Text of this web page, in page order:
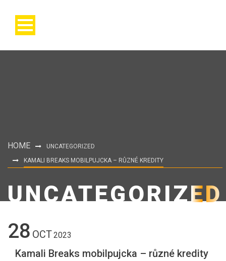
HOME
UNCATEGORIZED
KAMALI BREAKS MOBILPUJCKA – RŮZNÉ KREDITY
UNCATEGORIZED
28 OCT2023
Kamali Breaks mobilpujcka – různé kredity